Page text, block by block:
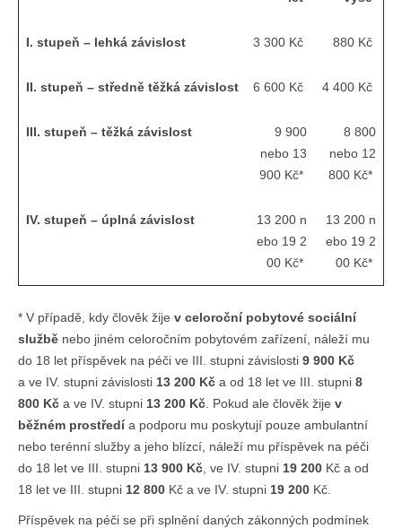
I. stupeň – lehká závislost 3 300 Kč 880 Kč
II. stupeň – středně těžká závislost 6 600 Kč 4 400 Kč
III. stupeň – těžká závislost
9 900
nebo 13
900 Kč*
8 800
nebo 12
800 Kč*
IV. stupeň – úplná závislost
13 200 n
ebo 19 2
00 Kč*
13 200 n
ebo 19 2
00 Kč*
* V případě, kdy člověk žije v celoroční pobytové sociální
službě nebo jiném celoročním pobytovém zařízení, náleží mu
do 18 let příspěvek na péči ve III. stupni závislosti 9 900 Kč
a ve IV. stupni závislosti 13 200 Kč a od 18 let ve III. stupni 8
800 Kč a ve IV. stupni 13 200 Kč . Pokud ale člověk žije v
běžném prostředía podporu mu poskytují pouze ambulantní
nebo terénní služby a jeho blízcí, náleží mu příspěvek na péči
do 18 let ve III. stupni 13 900 Kč , ve IV. stupni 19 200 Kč a od
18 let ve III. stupni 12 800 Kč a ve IV. stupni 19 200 Kč.
Příspěvek na péči se při splnění daných zákonných podmínek